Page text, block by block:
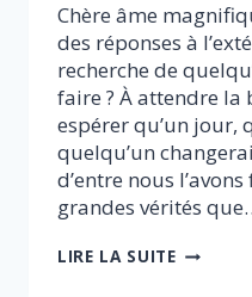
Chère âme
des réponses à
recherche de
faire ? À attendre la
espérer qu’un jour,
quelqu’un
d’entre nous
grandes vérités
LIRE LA SUITELE